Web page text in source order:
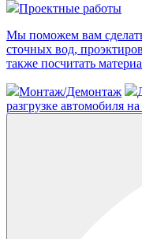
Проектные работы
Мы поможем вам
сточных вод,
также посчитать
Монтаж/Демонтаж
разгрузке автомобиля на